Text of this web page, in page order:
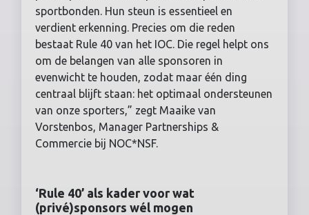
sportbonden. Hun steun is essentieel en
verdient erkenning. Precies om die reden
bestaat Rule 40 van het IOC. Die regel helpt ons
om de belangen van alle sponsoren in
evenwicht te houden, zodat maar één ding
centraal blijft staan: het optimaal ondersteunen
van onze sporters,” zegt Maaike van
Vorstenbos, Manager Partnerships &
Commercie bij NOC*NSF.
‘Rule 40’ als kader voor wat
(privé)sponsors wél mogen